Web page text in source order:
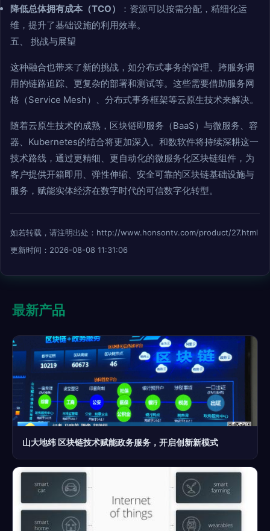
降低总体拥有成本（TCO）
：资源可以按需分配，精细化运
维，提升了基础设施的利用效率。
五、 挑战与展望
这种融合也带来了新的挑战，如分布式事务的管理、跨服务调
用的链路追踪、更复杂的部署和测试等。这些需要借助服务网
格（Service Mesh）、分布式事务框架等云原生技术来解决。
随着云原生技术的成熟，区块链即服务（BaaS）与微服务、容
器、Kubernetes的结合将更加深入。和数软件将持续深耕这一
技术路线，通过更精细、更自动化的微服务化区块链组件，为
客户提供开箱即用、弹性伸缩、安全可靠的区块链基础设施与
服务，赋能实体经济在数字时代的可信数字化转型。
如若转载，请注明出处：http://www.honsontv.com/product/27.html
更新时间：2026-08-08 11:31:06
最新产品
山大地纬 区块链技术赋能政务服务，开启创新新模式